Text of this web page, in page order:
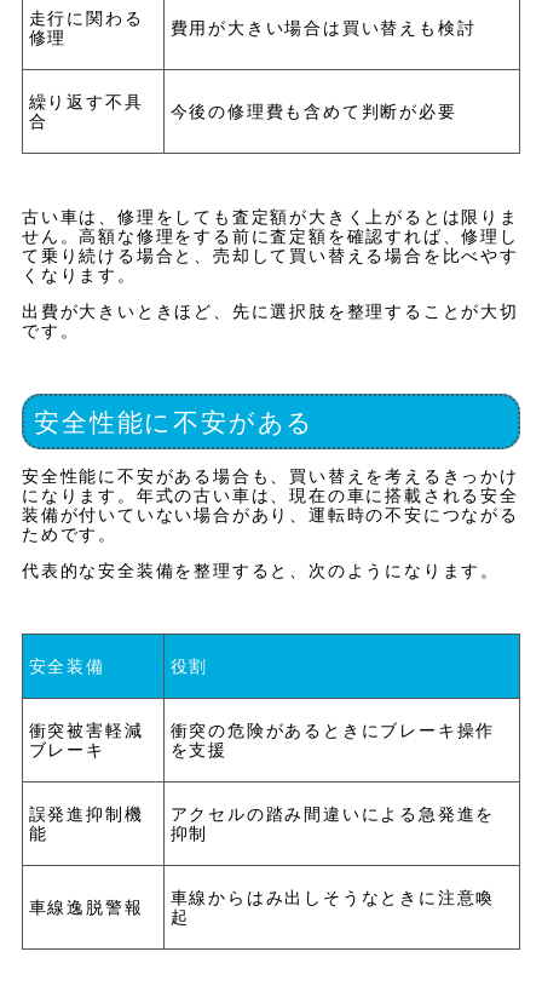
走行に関わる
修理
費用が大きい場合は買い替えも検討
繰り返す不具
合
今後の修理費も含めて判断が必要
古い車は、修理をしても査定額が大きく上がるとは限りま
せん。高額な修理をする前に査定額を確認すれば、修理し
て乗り続ける場合と、売却して買い替える場合を比べやす
くなります。
出費が大きいときほど、先に選択肢を整理することが大切
です。
安全性能に不安がある
安全性能に不安がある場合も、買い替えを考えるきっかけ
になります。年式の古い車は、現在の車に搭載される安全
装備が付いていない場合があり、運転時の不安につながる
ためです。
代表的な安全装備を整理すると、次のようになります。
安全装備 役割
衝突被害軽減
ブレーキ
衝突の危険があるときにブレーキ操作
を支援
誤発進抑制機
能
アクセルの踏み間違いによる急発進を
抑制
車線逸脱警報
車線からはみ出しそうなときに注意喚
起